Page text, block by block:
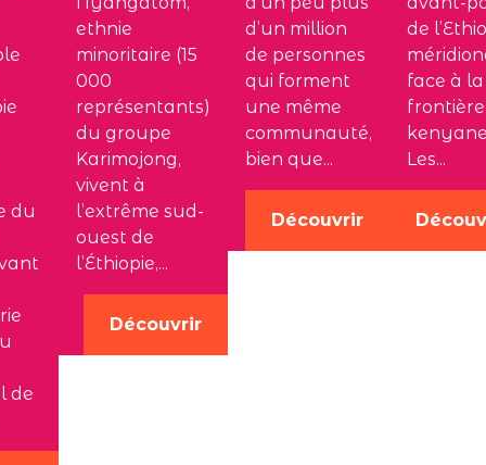
du
de
ethnie
minoritaire (15
000
représentants)
du groupe
Karimojong,
vivent à
l’extrême sud-
ouest de
l’Éthiopie,...
Découvrir
d’un million
de personnes
qui forment
une même
communauté,
bien que...
Découvrir
de
face à la
frontière
Les...